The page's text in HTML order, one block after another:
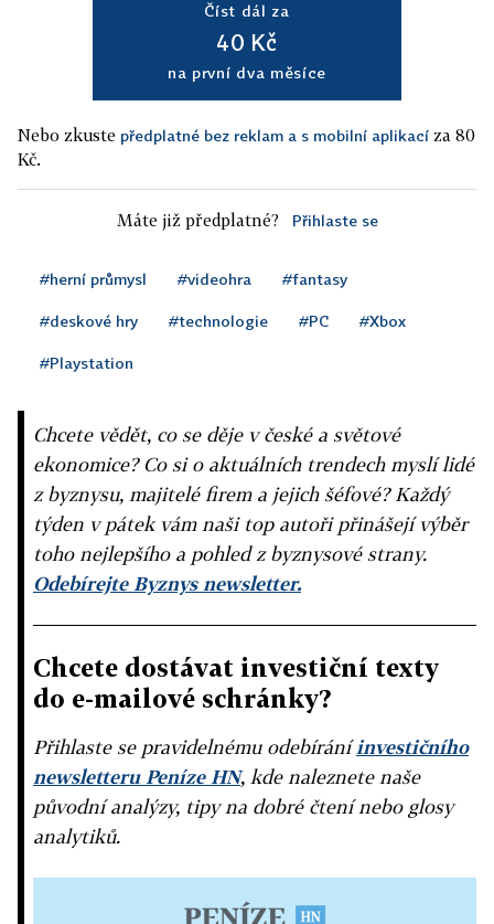
Číst dál za
40 Kč
na první dva měsíce
Nebo zkuste předplatné bez reklam a s mobilní aplikací za 80
Kč.
Máte již předplatné? Přihlaste se
#herní průmysl #videohra #fantasy
#deskové hry #technologie #PC #Xbox
#Playstation
Chcete vědět, co se děje v české a světové
ekonomice? Co si o aktuálních trendech myslí lidé
z byznysu, majitelé firem a jejich šéfové? Každý
týden v pátek vám naši top autoři přinášejí výběr
toho nejlepšího a pohled z byznysové strany.
Odebírejte Byznys newsletter.
Chcete dostávat investiční texty
do e-mailové schránky?
Přihlaste se pravidelnému odebíráníinvestičního
newsletteru Peníze HN, kde naleznete naše
původní analýzy, tipy na dobré čtení nebo glosy
analytiků.